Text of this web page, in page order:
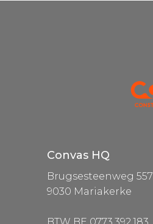
Convas HQ
Brugsesteenweg 557
9030 Mariakerke